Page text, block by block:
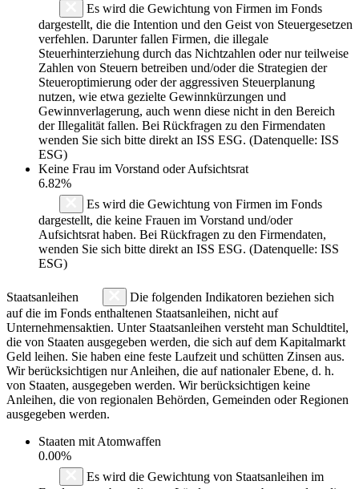
Es wird die Gewichtung von Firmen im Fonds
dargestellt, die die Intention und den Geist von Steuergesetzen
verfehlen. Darunter fallen Firmen, die illegale
Steuerhinterziehung durch das Nichtzahlen oder nur teilweise
Zahlen von Steuern betreiben und/oder die Strategien der
Steueroptimierung oder der aggressiven Steuerplanung
nutzen, wie etwa gezielte Gewinnkürzungen und
Gewinnverlagerung, auch wenn diese nicht in den Bereich
der Illegalität fallen. Bei Rückfragen zu den Firmendaten
wenden Sie sich bitte direkt an ISS ESG. (Datenquelle: ISS
ESG)
Keine Frau im Vorstand oder Aufsichtsrat
6.82%
Es wird die Gewichtung von Firmen im Fonds
dargestellt, die keine Frauen im Vorstand und/oder
Aufsichtsrat haben. Bei Rückfragen zu den Firmendaten,
wenden Sie sich bitte direkt an ISS ESG. (Datenquelle: ISS
ESG)
Staatsanleihen
Die folgenden Indikatoren beziehen sich
auf die im Fonds enthaltenen Staatsanleihen, nicht auf
Unternehmensaktien. Unter Staatsanleihen versteht man Schuldtitel,
die von Staaten ausgegeben werden, die sich auf dem Kapitalmarkt
Geld leihen. Sie haben eine feste Laufzeit und schütten Zinsen aus.
Wir berücksichtigen nur Anleihen, die auf nationaler Ebene, d. h.
von Staaten, ausgegeben werden. Wir berücksichtigen keine
Anleihen, die von regionalen Behörden, Gemeinden oder Regionen
ausgegeben werden.
Staaten mit Atomwaffen
0.00%
Es wird die Gewichtung von Staatsanleihen im